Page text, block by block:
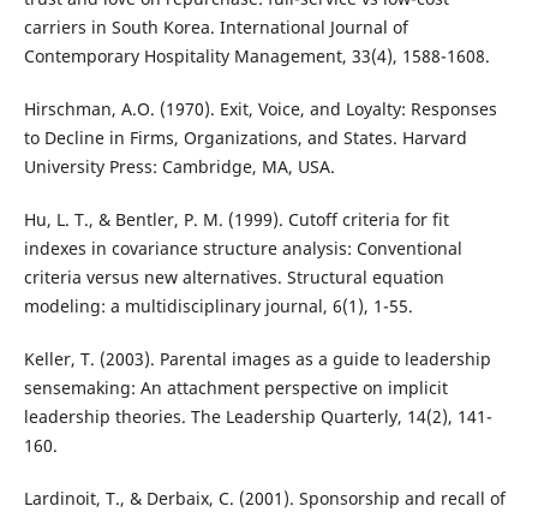
carriers in South Korea. International Journal of
Contemporary Hospitality Management, 33(4), 1588-1608.
Hirschman, A.O. (1970). Exit, Voice, and Loyalty: Responses
to Decline in Firms, Organizations, and States. Harvard
University Press: Cambridge, MA, USA.
Hu, L. T., & Bentler, P. M. (1999). Cutoff criteria for fit
indexes in covariance structure analysis: Conventional
criteria versus new alternatives. Structural equation
modeling: a multidisciplinary journal, 6(1), 1-55.
Keller, T. (2003). Parental images as a guide to leadership
sensemaking: An attachment perspective on implicit
leadership theories. The Leadership Quarterly, 14(2), 141-
160.
Lardinoit, T., & Derbaix, C. (2001). Sponsorship and recall of